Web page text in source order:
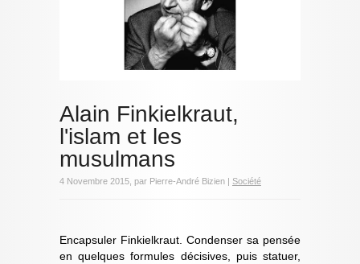
Alain Finkielkraut,
l'islam et les
musulmans
4 Novembre 2015, par Pierre-André Bizien | Société
Encapsuler Finkielkraut. Condenser sa pensée
en quelques formules décisives, puis statuer,